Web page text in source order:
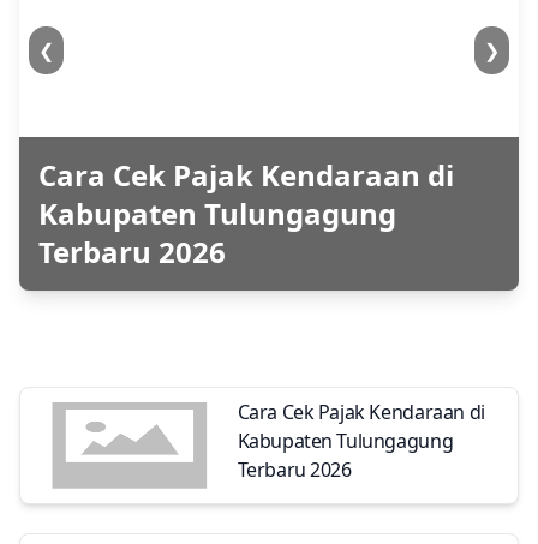
Cara Cek Pajak Kendaraan di
Kabupaten Tulungagung
Terbaru 2026
❮ ❯
Cara Cek Pajak Kendaraan di
Kabupaten Tulungagung
Terbaru 2026